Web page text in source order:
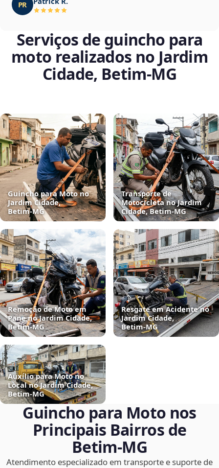
PR
Serviços de guincho para
moto realizados no Jardim
Cidade, Betim‑MG
Guincho para Moto no
Jardim Cidade,
Betim‑MG
Transporte de
Motocicleta no Jardim
Cidade, Betim‑MG
Remoção de Moto em
Pane no Jardim Cidade,
Betim‑MG
Resgate em Acidente no
Jardim Cidade,
Betim‑MG
Auxílio para Moto no
Local no Jardim Cidade,
Betim‑MG
Guincho para Moto nos
Principais Bairros de
Betim‑MG
Atendimento especializado em transporte e suporte de